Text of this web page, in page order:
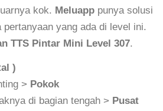
kok. Meluapp punya solusi
pertanyaan yang ada di level ini.
TTS Pintar Mini Level 307.
)
> Pokok
di bagian tengah > Pusat